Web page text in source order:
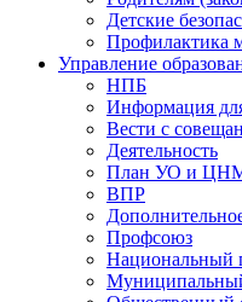
Детские
Профилактика
Управление
НПБ
Информация
Вести с
Деятельность
План УО и
ВПР
Профсоюз
Национальный